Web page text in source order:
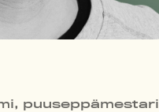
puuseppämestari